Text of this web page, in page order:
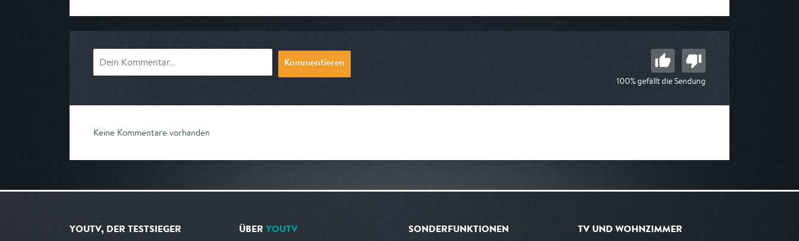
Kommentieren
100% gefällt die Sendung
Keine Kommentare vorhanden
YOUTV, DER TESTSIEGER ÜBER YOUTV SONDERFUNKTIONEN TV UND WOHNZIMMER